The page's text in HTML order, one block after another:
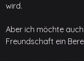
wird.
Aber ich möchte
Freundschaft ein